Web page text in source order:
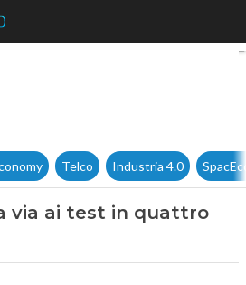
Lte, in Australia via ai test in
Telco Industria 4.0
via ai test in quattro